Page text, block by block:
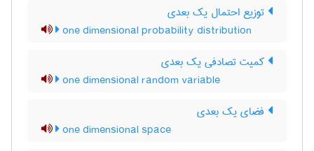
توزیع احتمال یک بعدی
one dimensional probability distribution
کمیت تصادفی یک بعدی
one dimensional random variable
فضای یک بعدی
one dimensional space